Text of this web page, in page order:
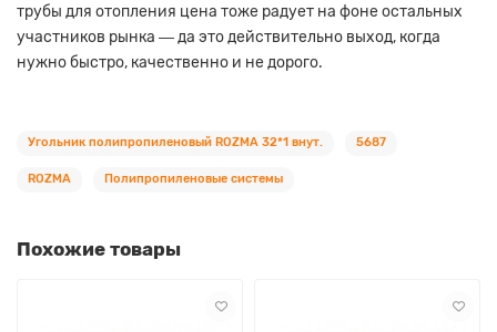
трубы для отопления цена тоже радует на фоне остальных
участников рынка ― да это действительно выход, когда
нужно быстро, качественно и не дорого.
Угольник полипропиленовый ROZMA 32*1 внут. 5687
ROZMA Полипропиленовые системы
Похожие товары